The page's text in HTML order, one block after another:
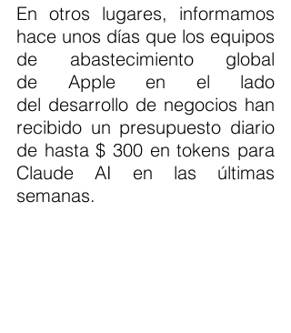
En otros lugares, informamos
hace unos días que los equipos
de abastecimiento global
de Apple en el lado
del desarrollo de negocios han
recibido un presupuesto diario
de hasta $ 300 en tokens para
Claude AI en las últimas
semanas.